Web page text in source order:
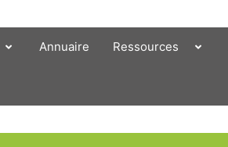
Annuaire Ressources